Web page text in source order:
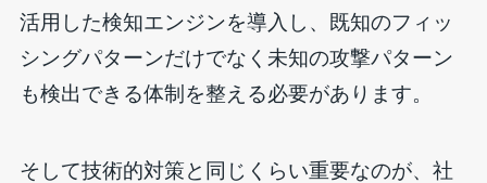
活用した検知エンジンを導入し、既知のフィッ
シングパターンだけでなく未知の攻撃パターン
も検出できる体制を整える必要があります。
そして技術的対策と同じくらい重要なのが、社